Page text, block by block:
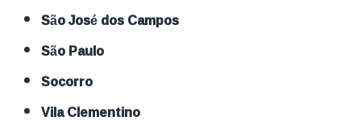
São José dos Campos
São Paulo
Socorro
Vila Clementino